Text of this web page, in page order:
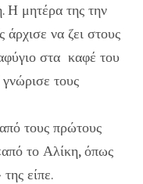
Η μητέρα της την
άρχισε να ζει στους
στα καφέ του
τους
τους πρώτους
το Αλίκη, όπως
είπε.